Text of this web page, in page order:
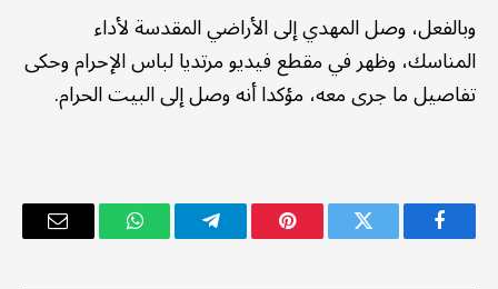
وبالفعل، وصل المهدي إلى الأراضي المقدسة لأداء
المناسك، وظهر في مقطع فيديو مرتديا لباس الإحرام وحكى
تفاصيل ما جرى معه، مؤكدا أنه وصل إلى البيت الحرام.
فيسبوك تويتر بينتيريستتيلقرام واتساب
البريد